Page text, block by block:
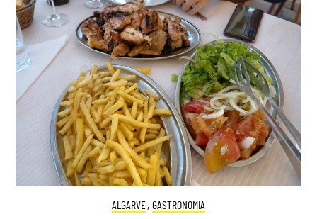
ALGARVE, GASTRONOMIA